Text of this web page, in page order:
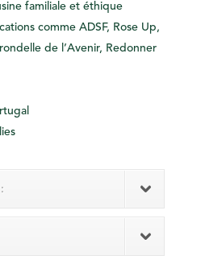
familialeet éthique
comme ADSF, Rose Up,
de l’Avenir, Redonner